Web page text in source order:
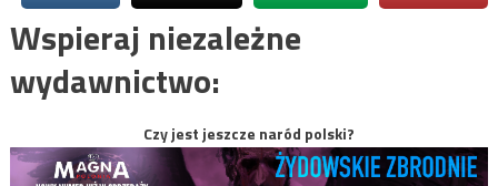
Wspieraj niezależne
wydawnictwo:
Czy jest jeszcze naród polski?